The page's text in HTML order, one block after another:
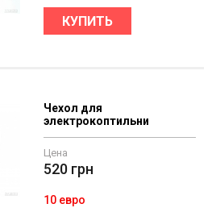
КУПИТЬ
Чехол для
электрокоптильни
Цена
520 грн
10 евро